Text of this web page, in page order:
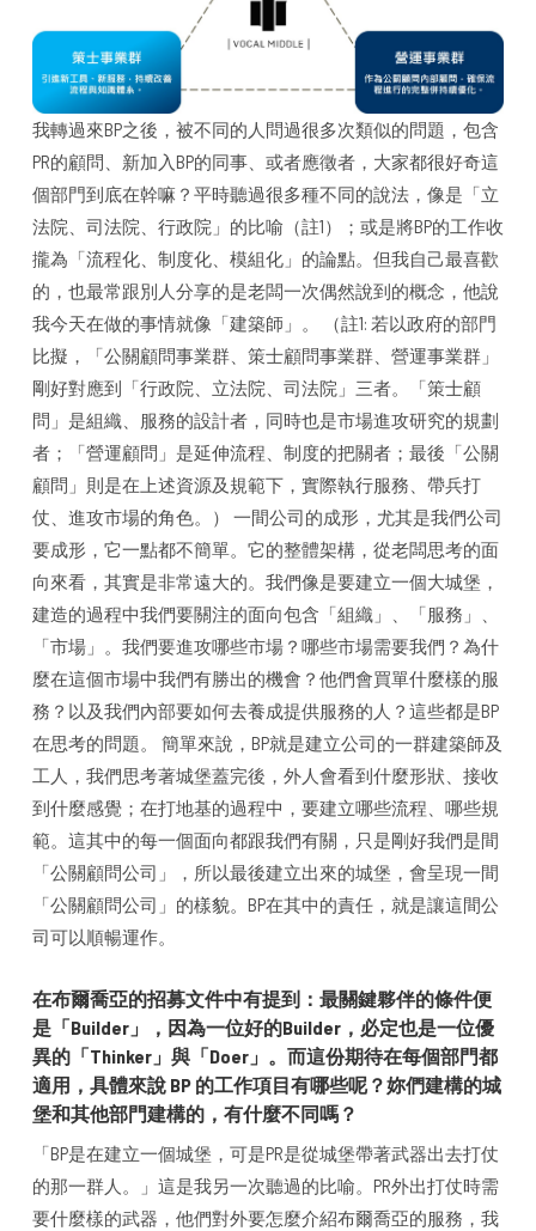
我轉過來BP之後，被不同的人問過很多次類似的問題，包含
PR的顧問、新加入BP的同事、或者應徵者，大家都很好奇這
個部門到底在幹嘛？平時聽過很多種不同的說法，像是「立
法院、司法院、行政院」的比喻（註1）；或是將BP的工作收
攏為「流程化、制度化、模組化」的論點。但我自己最喜歡
的，也最常跟別人分享的是老闆一次偶然說到的概念，他說
我今天在做的事情就像「建築師」。 （註1: 若以政府的部門
比擬，「公關顧問事業群、策士顧問事業群、營運事業群」
剛好對應到「行政院、立法院、司法院」三者。「策士顧
問」是組織、服務的設計者，同時也是市場進攻研究的規劃
者；「營運顧問」是延伸流程、制度的把關者；最後「公關
顧問」則是在上述資源及規範下，實際執行服務、帶兵打
仗、進攻市場的角色。） 一間公司的成形，尤其是我們公司
要成形，它一點都不簡單。它的整體架構，從老闆思考的面
向來看，其實是非常遠大的。我們像是要建立一個大城堡，
建造的過程中我們要關注的面向包含「組織」、「服務」、
「市場」。我們要進攻哪些市場？哪些市場需要我們？為什
麼在這個市場中我們有勝出的機會？他們會買單什麼樣的服
務？以及我們內部要如何去養成提供服務的人？這些都是BP
在思考的問題。 簡單來說，BP就是建立公司的一群建築師及
工人，我們思考著城堡蓋完後，外人會看到什麼形狀、接收
到什麼感覺；在打地基的過程中，要建立哪些流程、哪些規
範。這其中的每一個面向都跟我們有關，只是剛好我們是間
「公關顧問公司」，所以最後建立出來的城堡，會呈現一間
「公關顧問公司」的樣貌。BP在其中的責任，就是讓這間公
司可以順暢運作。
在布爾喬亞的招募文件中有提到：最關鍵夥伴的條件便
是「Builder」，因為一位好的Builder，必定也是一位優
異的「Thinker」與「Doer」。而這份期待在每個部門都
適用，具體來說 BP 的工作項目有哪些呢？妳們建構的城
堡和其他部門建構的，有什麼不同嗎？
「BP是在建立一個城堡，可是PR是從城堡帶著武器出去打仗
的那一群人。」這是我另一次聽過的比喻。PR外出打仗時需
要什麼樣的武器，他們對外要怎麼介紹布爾喬亞的服務，我